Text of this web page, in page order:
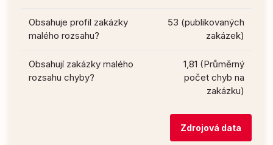
Obsahuje profil zakázky
malého rozsahu?
53 (publikovaných
zakázek)
Obsahují zakázky malého
rozsahu chyby?
1,81 (Průměrný
počet chyb na
zakázku)
Zdrojová data